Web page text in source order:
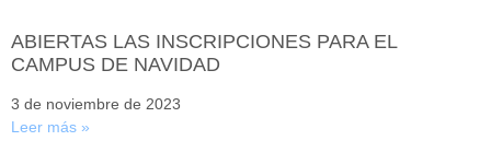
ABIERTAS LAS INSCRIPCIONES PARA EL
CAMPUS DE NAVIDAD
3 de noviembre de 2023
Leer más »